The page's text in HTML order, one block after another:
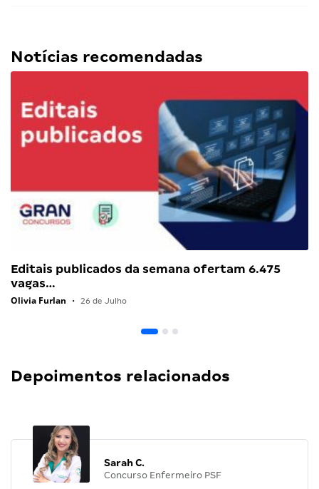
Notícias recomendadas
Editais publicados da semana ofertam 6.475
vagas…
Olivia Furlan • 26 de Julho
Depoimentos relacionados
Sarah C.
Concurso Enfermeiro PSF